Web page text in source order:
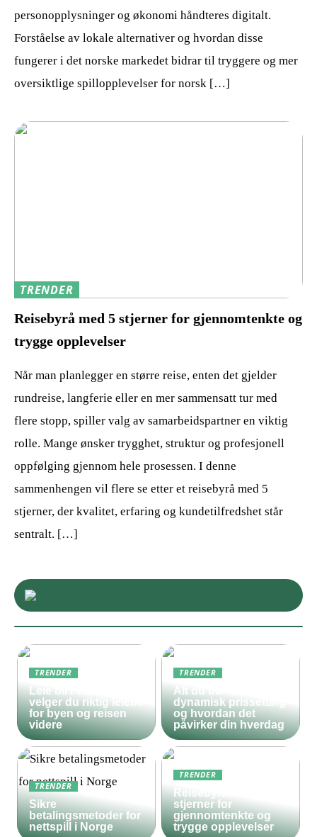
personopplysninger og økonomi håndteres digitalt.
Forståelse av lokale alternativer og hvordan disse
fungerer i det norske markedet bidrar til tryggere og mer
oversiktlige spillopplevelser for norsk […]
TRENDER
Reisebyrå med 5 stjerner for gjennomtenkte og
trygge opplevelser
Når man planlegger en større reise, enten det gjelder
rundreise, langferie eller en mer sammensatt tur med
flere stopp, spiller valg av samarbeidspartner en viktig
rolle. Mange ønsker trygghet, struktur og profesjonell
oppfølging gjennom hele prosessen. I denne
sammenhengen vil flere se etter et reisebyrå med 5
stjerner, der kvalitet, erfaring og kundetilfredshet står
sentralt. […]
TRENDER
Leie bil i Oslo – slik
velger du riktig leiebil
for byen og reisen
videre
TRENDER
Alt du bør vite om
dynamisk prissetting
og hvordan det
påvirker din hverdag
TRENDER
Sikre
betalingsmetoder for
nettspill i Norge
TRENDER
Reisebyrå med 5
stjerner for
gjennomtenkte og
trygge opplevelser